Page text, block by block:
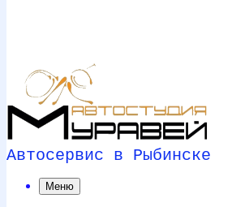
Автосервис в Рыбинске
Меню